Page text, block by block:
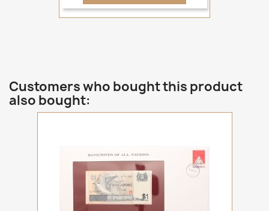
Customers who bought this product
also bought: